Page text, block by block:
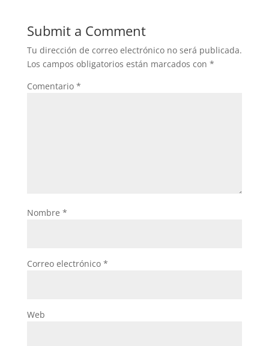
Submit a Comment
Tu dirección de correo electrónico no será publicada.
Los campos obligatorios están marcados con *
Comentario *
Nombre *
Correo electrónico *
Web